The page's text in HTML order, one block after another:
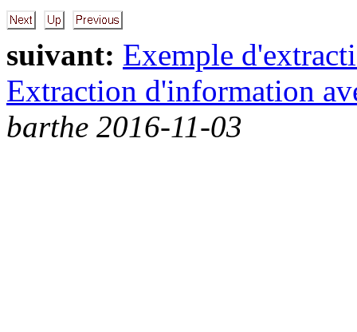
suivant: Exemple
Extraction d'information
barthe 2016-11-03